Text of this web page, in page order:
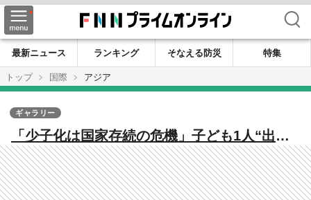
検索
最新ニュース ランキング そなえる防災
特集
トップ
国際 アジア
「少子化は国家存続の危機」子ども1人“出産
祝い”1000万円超 出生率“世界最低”の韓国企
業が異次元の少子化対策、出生数1.5倍超
ギャラリー